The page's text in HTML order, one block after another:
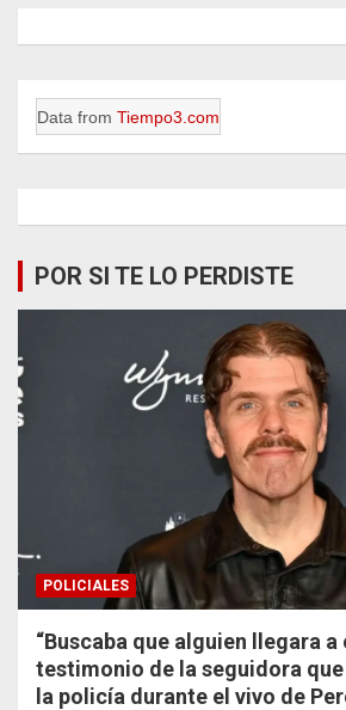
Data from Tiempo3.com
POR SI TE LO PERDISTE
POLICIALES
“Buscaba que alguien llegara a
testimonio de la seguidora
la policía durante el vivo de